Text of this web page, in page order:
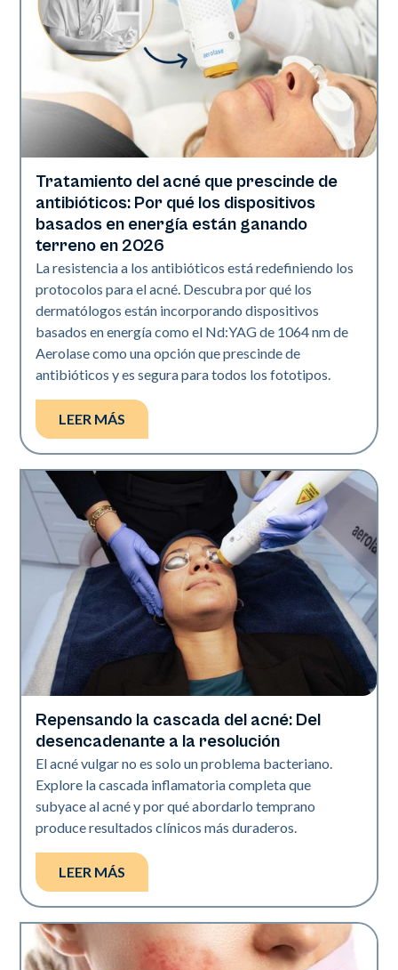
Salud de la piel
Tratamiento del acné que prescinde de
antibióticos: Por qué los dispositivos
basados en energía están ganando
terreno en 2026
La resistencia a los antibióticos está redefiniendo los
protocolos para el acné. Descubra por qué los
dermatólogos están incorporando dispositivos
basados en energía como el Nd:YAG de 1064 nm de
Aerolase como una opción que prescinde de
antibióticos y es segura para todos los fototipos.
LEER MÁS
Salud de la piel
Repensando la cascada del acné: Del
desencadenante a la resolución
El acné vulgar no es solo un problema bacteriano.
Explore la cascada inflamatoria completa que
subyace al acné y por qué abordarlo temprano
produce resultados clínicos más duraderos.
LEER MÁS